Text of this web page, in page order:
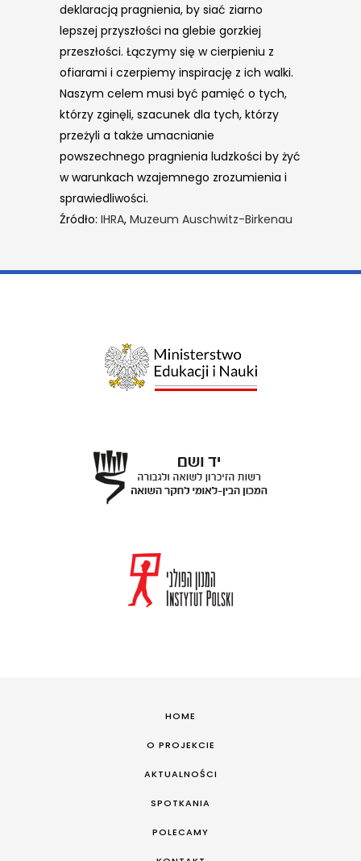
deklaracją pragnienia, by siać ziarno
lepszej przyszłości na glebie gorzkiej
przeszłości. Łączymy się w cierpieniu z
ofiarami i czerpiemy inspirację z ich walki.
Naszym celem musi być pamięć o tych,
którzy zginęli, szacunek dla tych, którzy
przeżyli a także umacnianie
powszechnego pragnienia ludzkości by żyć
w warunkach wzajemnego zrozumienia i
sprawiedliwości.
Źródło: IHRA, Muzeum Auschwitz-Birkenau
HOME
O PROJEKCIE
AKTUALNOŚCI
SPOTKANIA
POLECAMY